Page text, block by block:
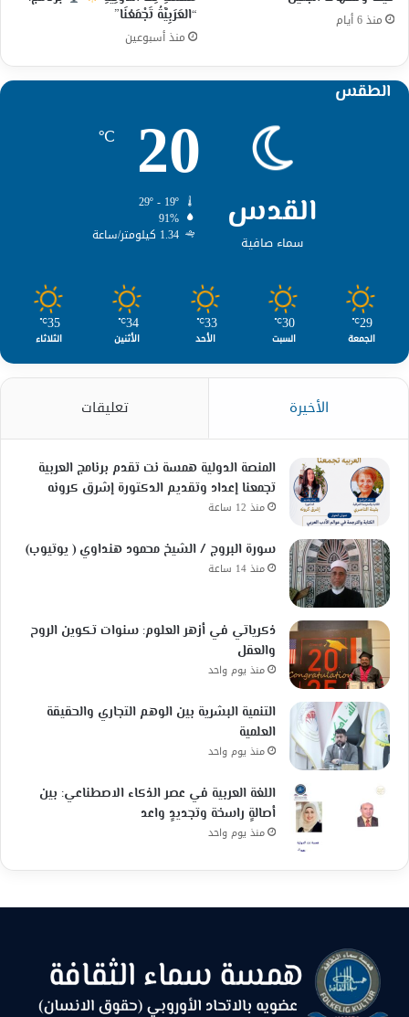
منذ 6 أيام
“العَرَبِيَّةُ تَجْمَعُنَا”
منذ أسبوعين
الطقس
القدس
سماء صافية
20
℃
91%
1.34 كيلومتر/ساعة
29
℃
الجمعة
30
℃
السبت
33
℃
الأحد
34
℃
الأثنين
35
℃
الثلاثاء
الأخيرة تعليقات
المنصة الدولية همسة نت تقدم برنامج العربية
تجمعنا إعداد وتقديم الدكتورة إشرق كرونه
منذ 12 ساعة
سورة البروج / الشيخ محمود هنداوي ( يوتيوب)
منذ 14 ساعة
ذكرياتي في أزهر العلوم: سنوات تكوين الروح
والعقل
منذ يوم واحد
التنمية البشرية بين الوهم التجاري والحقيقة
العلمية
منذ يوم واحد
اللغة العربية في عصر الذكاء الاصطناعي: بين
أصالةٍ راسخة وتجديدٍ واعد
منذ يوم واحد